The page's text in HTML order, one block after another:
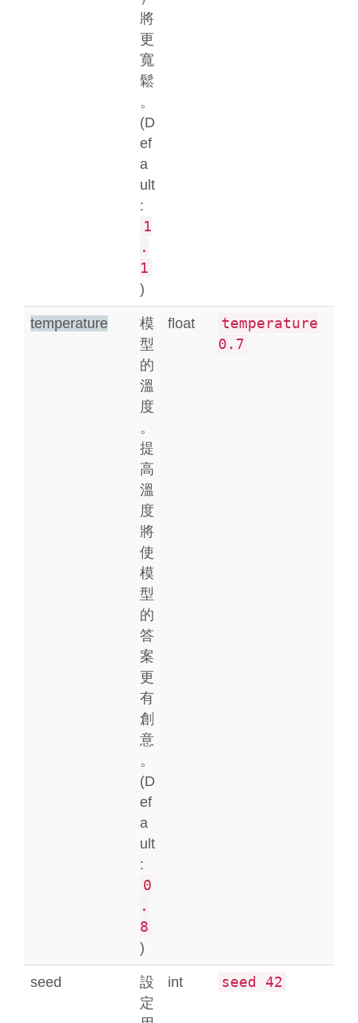
將
更
寬
鬆
。
(D
ef
a
ult
:
1
.
1
)
temperature
模
型
的
溫
度
。
提
高
溫
度
將
使
模
型
的
答
案
更
有
創
意
。
(D
ef
a
ult
:
0
.
8
)
float
temperature
0.7
seed
設
定
int seed 42